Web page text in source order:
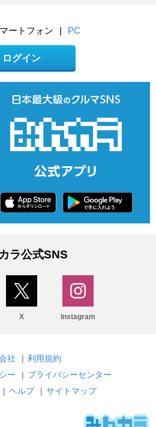
ートフォン PC
ログイン
ラ公式SNS
X Instagram
社 | 利用規約
ー
| プライバシーセンター
| ヘルプ | サイトマップ